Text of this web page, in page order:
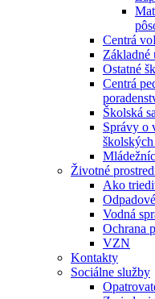
Centrá
Základné
Ostatné
Centrá
Školská
Správy o
Životné
Ako
Vodná
Ochrana
VZN
Kontakty
Sociálne služby